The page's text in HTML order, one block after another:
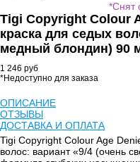
*Снят
Tigi Copyright Colour
краска для седых
медный блондин) 90
1 246 руб
*Недоступно для заказа
ОПИСАНИЕ
ОТЗЫВЫ
ДОСТАВКА И ОПЛАТА
Tigi Copyright Colour Age
волос: вариант «9/4 (очень